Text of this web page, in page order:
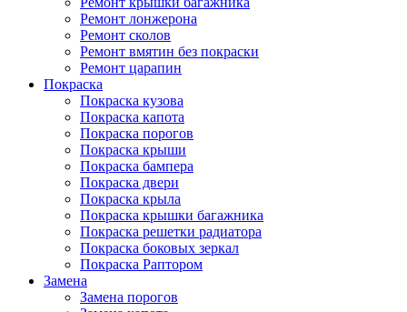
Ремонт лонжерона
Ремонт сколов
Ремонт вмятин без покраски
Ремонт царапин
Покраска
Покраска кузова
Покраска капота
Покраска порогов
Покраска крыши
Покраска бампера
Покраска двери
Покраска крыла
Покраска крышки багажника
Покраска решетки радиатора
Покраска боковых зеркал
Покраска Раптором
Замена
Замена порогов